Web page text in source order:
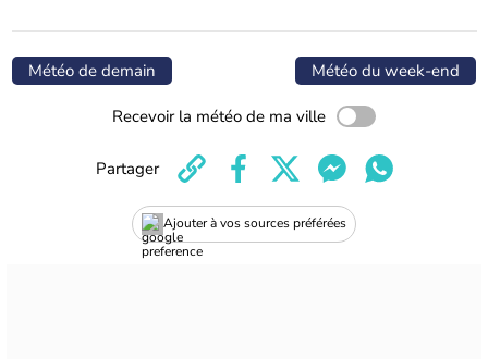
Météo de demain Météo du week-end
Recevoir la météo de ma ville
Ajouter à vos sources préférées
Partager